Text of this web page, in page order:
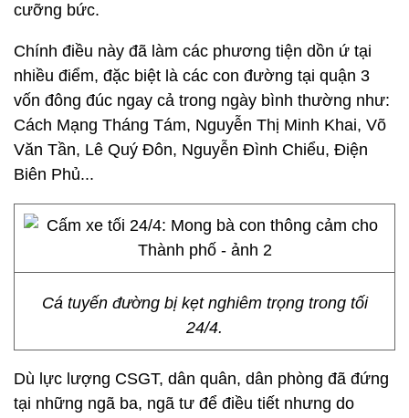
cưỡng bức.
Chính điều này đã làm các phương tiện dồn ứ tại
nhiều điểm, đặc biệt là các con đường tại quận 3
vốn đông đúc ngay cả trong ngày bình thường như:
Cách Mạng Tháng Tám, Nguyễn Thị Minh Khai, Võ
Văn Tần, Lê Quý Đôn, Nguyễn Đình Chiểu, Điện
Biên Phủ...
Cá tuyến đường bị kẹt nghiêm trọng trong tối
24/4.
Dù lực lượng CSGT, dân quân, dân phòng đã đứng
tại những ngã ba, ngã tư để điều tiết nhưng do